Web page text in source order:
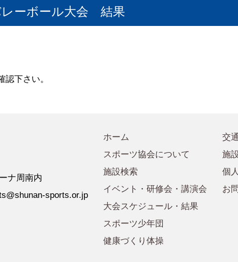
●事業報告
情報
定
●各種申請・報告書
レーボール大会 結果
認下さい。
ナ周南内
sports.or.jp
ホーム
スポーツ協会について
施設検索
イベント・研修会・講演会
大会スケジュール・結果
スポーツ少年団
健康づくり体操
交
施
個
お